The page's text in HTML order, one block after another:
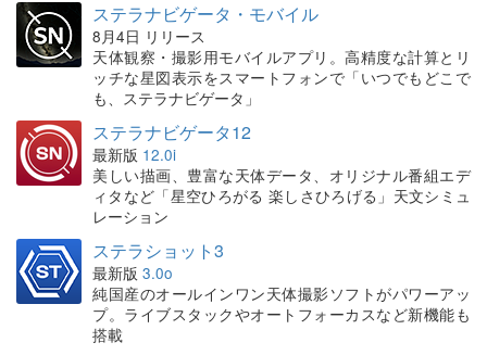
ステラナビゲータ・モバイル
8月4日 リリース
天体観察・撮影用モバイルアプリ。高精度な計算とリ
ッチな星図表示をスマートフォンで「いつでもどこで
も、ステラナビゲータ」
ステラナビゲータ12
最新版 12.0i
美しい描画、豊富な天体データ、オリジナル番組エデ
ィタなど「星空ひろがる 楽しさひろげる」天文シミュ
レーション
ステラショット3
最新版 3.0o
純国産のオールインワン天体撮影ソフトがパワーアッ
プ。ライブスタックやオートフォーカスなど新機能も
搭載